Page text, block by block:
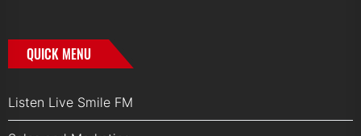
QUICK MENU
Listen Live Smile FM